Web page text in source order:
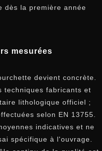
dès la première année
mesurées
devient concrète.
techniques fabricants et
lithologique officiel ;
selon EN 13755.
indicatives et ne
spécifique à l'ouvrage.